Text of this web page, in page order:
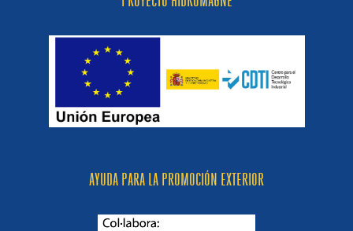
AYUDA PARA LA PROMOCIÓN EXTERIOR